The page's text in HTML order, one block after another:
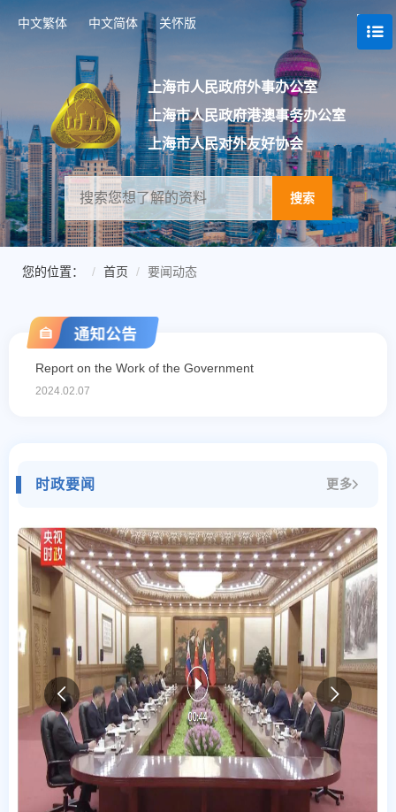
航
区
跳
转
到
主
要
内
中文繁体 中文简体 关怀版
上海市人民政府外事办公室
上海市人民政府港澳事务办公室
上海市人民对外友好协会
搜索
您的位置： 首页 要闻动态
Report on the Work of the Government
2024.02.07
时政要闻 更多